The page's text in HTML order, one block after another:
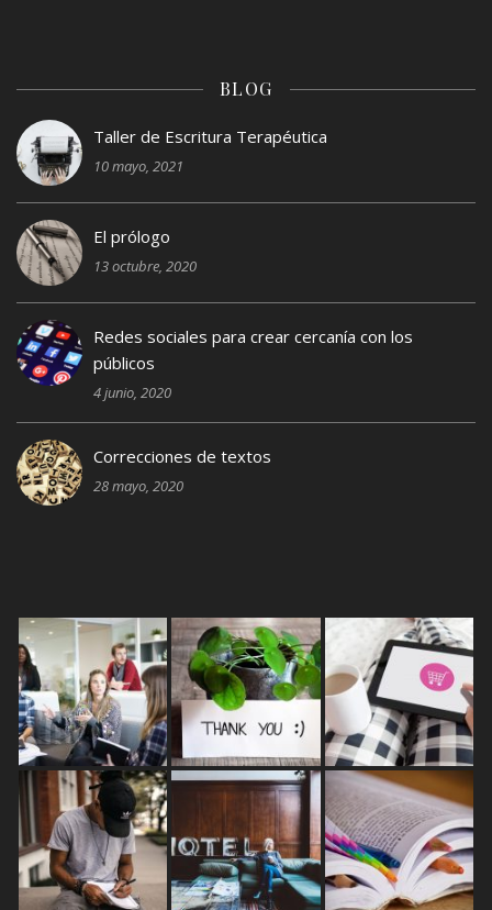
BLOG
Taller de Escritura Terapéutica
10 mayo, 2021
El prólogo
13 octubre, 2020
Redes sociales para crear cercanía con los
públicos
4 junio, 2020
Correcciones de textos
28 mayo, 2020